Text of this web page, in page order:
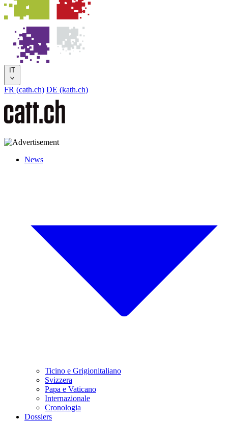
IT
FR (cath.ch) DE (kath.ch)
News
Ticino e Grigionitaliano
Svizzera
Papa e Vaticano
Internazionale
Cronologia
Dossiers